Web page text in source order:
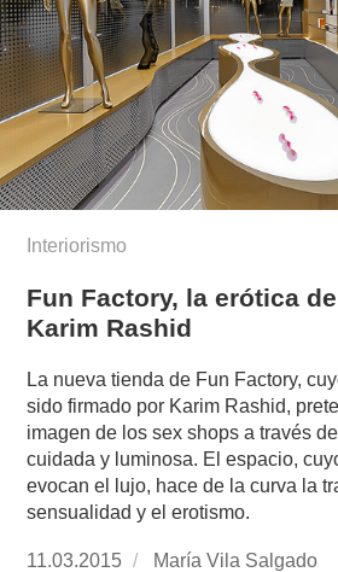
Interiorismo
Fun Factory, la erótica
Karim Rashid
La nueva tienda de Fun Factory,
sido firmado por Karim Rashid,
imagen de los sex shops a través
cuidada y luminosa. El espacio,
evocan el lujo, hace de la curva la
sensualidad y el erotismo.
Publicado
11.03.2015 https://
María Vila Salgado